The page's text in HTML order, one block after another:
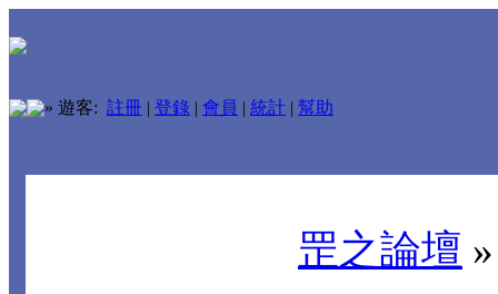
» 遊客: 註冊 | 登錄 | 會員 | 統計 | 幫助
罡之論壇